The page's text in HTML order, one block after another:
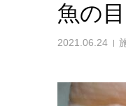
魚の
2021.06.24